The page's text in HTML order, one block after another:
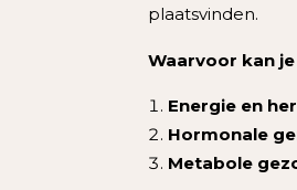
plaatsvinden.
Waarvoor kan
Energie en
Hormonale
Metabole